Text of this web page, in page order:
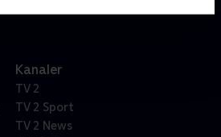
Kanaler
TV 2
TV 2 Sport
TV 2 News